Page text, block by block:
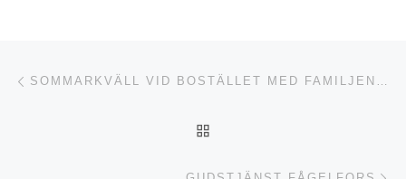
Inläggsnavigering SOMMARKVÄLL VID BOSTÄLLET MED FAMILJEN HELLGREN